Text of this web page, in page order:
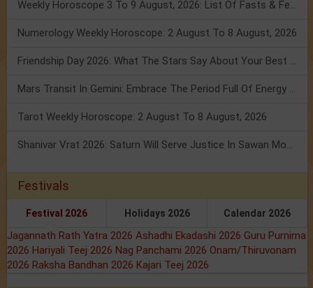
Weekly Horoscope 3 To 9 August, 2026: List Of Fasts & Festivals
Numerology Weekly Horoscope: 2 August To 8 August, 2026
Friendship Day 2026: What The Stars Say About Your Best Friend!
Mars Transit In Gemini: Embrace The Period Full Of Energy & Intelligence
Tarot Weekly Horoscope: 2 August To 8 August, 2026
Shanivar Vrat 2026: Saturn Will Serve Justice In Sawan Month!
Festivals
Festival 2026 Holidays 2026 Calendar 2026
Jagannath Rath Yatra 2026 Ashadhi Ekadashi 2026 Guru Purnima
2026 Hariyali Teej 2026 Nag Panchami 2026 Onam/Thiruvonam
2026 Raksha Bandhan 2026 Kajari Teej 2026